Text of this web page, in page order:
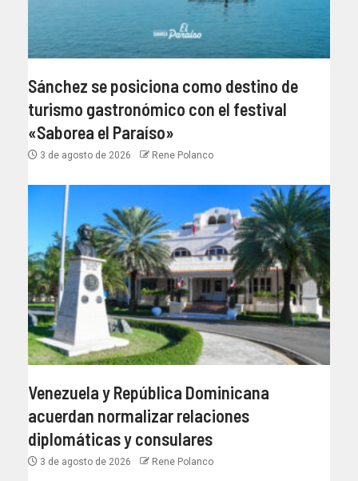
Sánchez se posiciona como destino de
turismo gastronómico con el festival
«Saborea el Paraíso»
3 de agosto de 2026 Rene Polanco
Venezuela y República Dominicana
acuerdan normalizar relaciones
diplomáticas y consulares
3 de agosto de 2026 Rene Polanco